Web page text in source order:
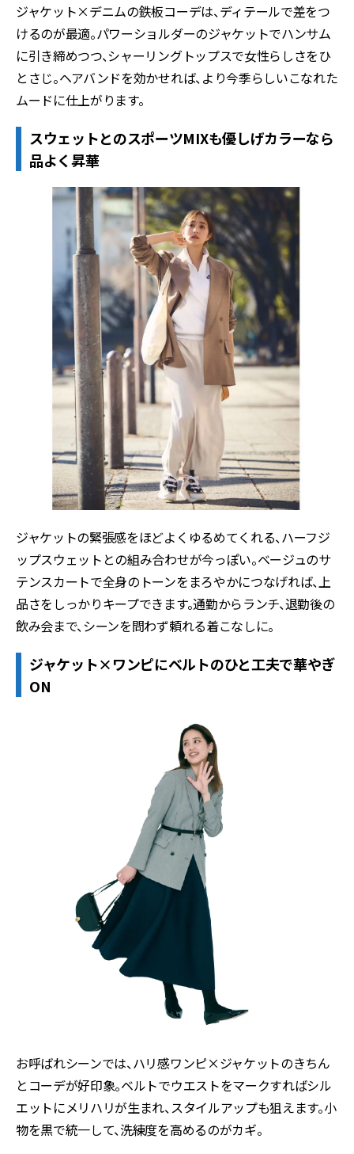
ジャケット×デニムの鉄板コーデは、ディテールで差をつ
けるのが最適。パワーショルダーのジャケットでハンサム
に引き締めつつ、シャーリングトップスで女性らしさをひ
とさじ。ヘアバンドを効かせれば、より今季らしいこなれた
ムードに仕上がります。
スウェットとのスポーツMIXも優しげカラーなら
品よく昇華
ジャケットの緊張感をほどよくゆるめてくれる、ハーフジ
ップスウェットとの組み合わせが今っぽい。ベージュのサ
テンスカートで全身のトーンをまろやかにつなげれば、上
品さをしっかりキープできます。通勤からランチ、退勤後の
飲み会まで、シーンを問わず頼れる着こなしに。
ジャケット×ワンピにベルトのひと工夫で華やぎ
ON
お呼ばれシーンでは、ハリ感ワンピ×ジャケットのきちん
とコーデが好印象。ベルトでウエストをマークすればシル
エットにメリハリが生まれ、スタイルアップも狙えます。小
物を黒で統一して、洗練度を高めるのがカギ。